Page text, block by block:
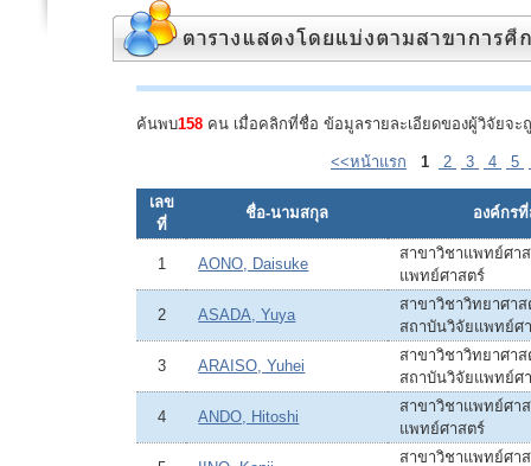
ค้นพบ158 คน เมื่อคลิกที่ชื่อ ข้อมูลรายละเอียดของผู้วิจัยจะ
<<หน้าแรก 1 2 3 4 5
เลข
ที่
ชื่อ-นามสกุล องค์กร
1 AONO, Daisuke
สาขาวิชาแพทย์ศา
แพทย์ศาสตร์
2 ASADA, Yuya
สาขาวิชาวิทยาศา
สถาบันวิจัยแพทย์ศ
3 ARAISO, Yuhei
สาขาวิชาวิทยาศา
สถาบันวิจัยแพทย์ศ
4 ANDO, Hitoshi
สาขาวิชาแพทย์ศา
แพทย์ศาสตร์
สาขาวิชาแพทย์ศา